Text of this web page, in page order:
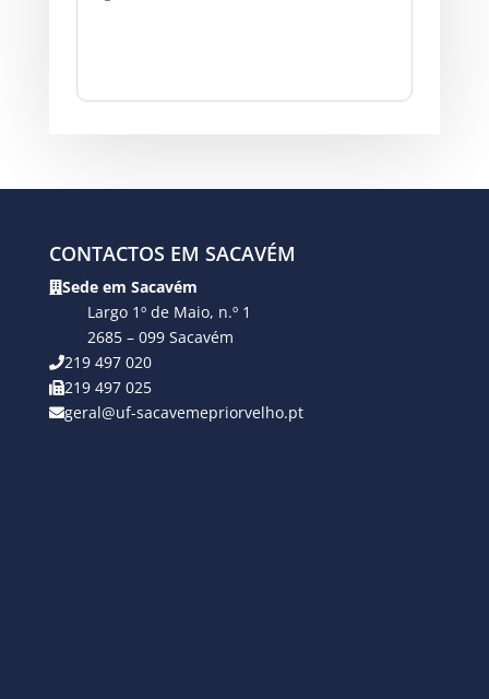
CONTACTOS EM SACAVÉM
Sede em Sacavém
Largo 1º de Maio, n.º 1
2685 – 099 Sacavém
219 497 020
219 497 025
geral@uf-sacavemepriorvelho.pt